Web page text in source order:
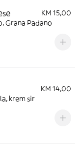
KM 15,00
Grana Padano
KM 14,00
krem sir